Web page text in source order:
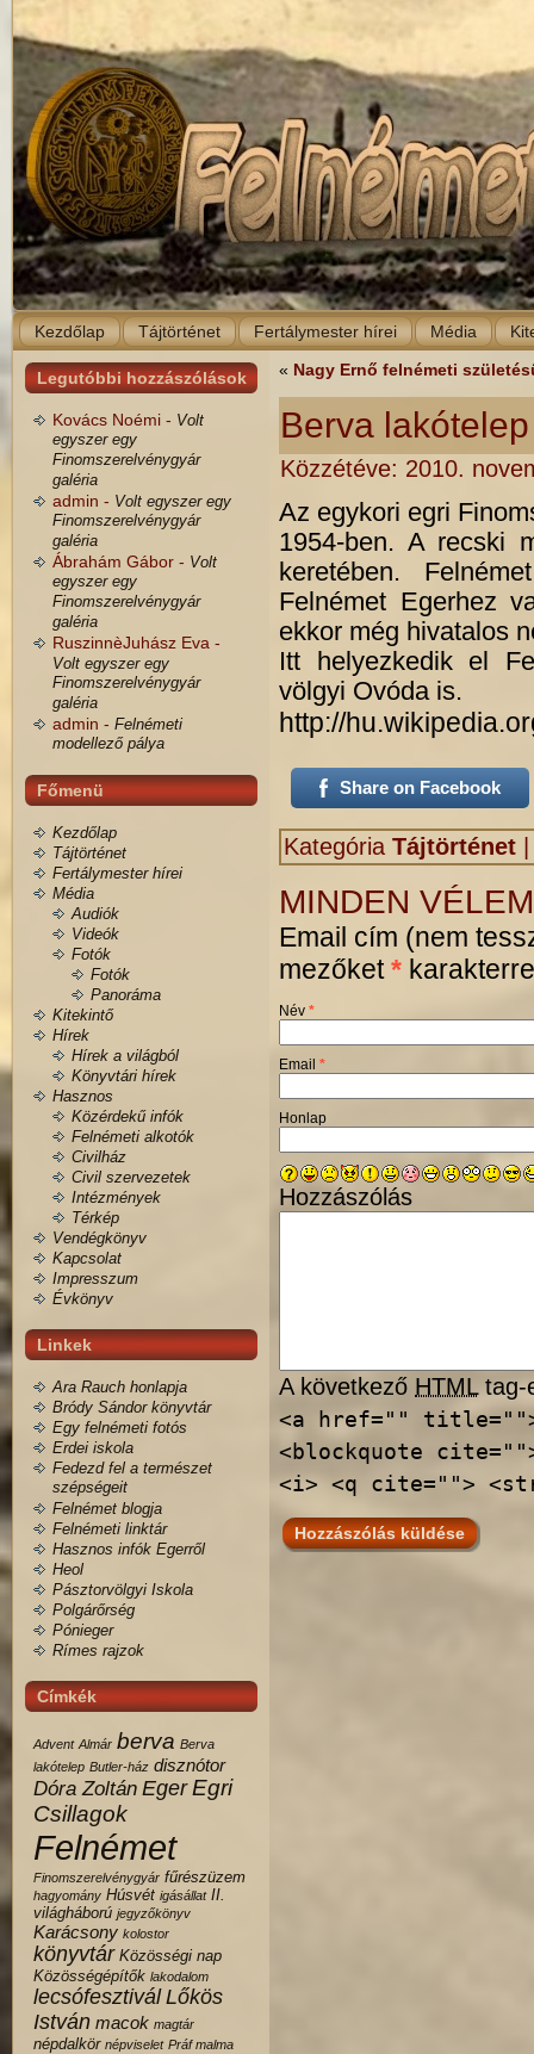
Kezdőlap Tájtörténet Fertálymester hírei Média
Legutóbbi hozzászólások
Kovács Noémi - Volt
egyszer egy
Finomszerelvénygyár
galéria
admin - Volt egyszer egy
Finomszerelvénygyár
galéria
Ábrahám Gábor - Volt
egyszer egy
Finomszerelvénygyár
galéria
RuszinnèJuhász Eva -
Volt egyszer egy
Finomszerelvénygyár
galéria
admin - Felnémeti
modellező pálya
Főmenü
Kezdőlap
Tájtörténet
Fertálymester hírei
Média
Audiók
Videók
Fotók
Fotók
Panoráma
Kitekintő
Hírek
Hírek a világból
Könyvtári hírek
Hasznos
Közérdekű infók
Felnémeti alkotók
Civilház
Civil szervezetek
Intézmények
Térkép
Vendégkönyv
Kapcsolat
Impresszum
Évkönyv
Linkek
Ara Rauch honlapja
Bródy Sándor könyvtár
Egy felnémeti fotós
Erdei iskola
Fedezd fel a természet
szépségeit
Felnémet blogja
Felnémeti linktár
Hasznos infók Egerről
Heol
Pásztorvölgyi Iskola
Polgárőrség
Pónieger
Rímes rajzok
Címkék
Advent Almár berva Berva
lakótelep Butler-ház disznótor
Dóra Zoltán Eger Egri
Csillagok
Felnémet
Finomszerelvénygyár fűrészüzem
hagyomány Húsvét igásállat II.
világháború jegyzőkönyv
Karácsony kolostor
könyvtár Közösségi nap
Közösségépítők lakodalom
lecsófesztivál Lőkös
István macok magtár
népdalkör népviselet Práf malma
« Nagy Ernő felnémeti
Berva lakótelep
Közzétéve: 2010.
Az egykori egri
1954-ben. A recski
keretében.
Felnémet Egerhez
ekkor még hivatalos
Itt helyezkedik el
völgyi Ovóda is.
http://
Share on Facebook
Kategória Tájtörténet
MINDEN
Email cím (nem
mezőket*
Név *
Email *
Honlap
Hozzászólás
A következő HTMLtag-
<a href=""
<blockquote
<i> <q cite="">